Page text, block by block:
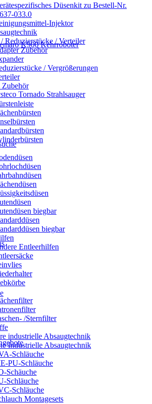
K900 Kehrroboter
Tornado Strahlsauger
Düsenkit zu Bestell-Nr.
033.0
Injektor
Reduzierstücke / Verteiler
Zubehör
/ Vergrößerungen
Zubehör
biegbar
biegbar
Entleerhilfen
/Sternfilter
industrielle Absaugtechnik
Industrielle Absaugtechnik
Schläuche
PU-Schläuche
Schäuche
Schläuche
Schläuche
Montagesets